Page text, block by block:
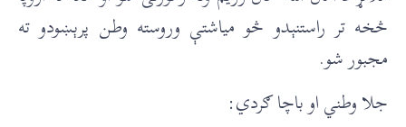
څخه تر راستنېدو څو میاشتې وروسته وطن پرېښودو ته
مجبور شو.
جلا وطني او باچا ګردي: